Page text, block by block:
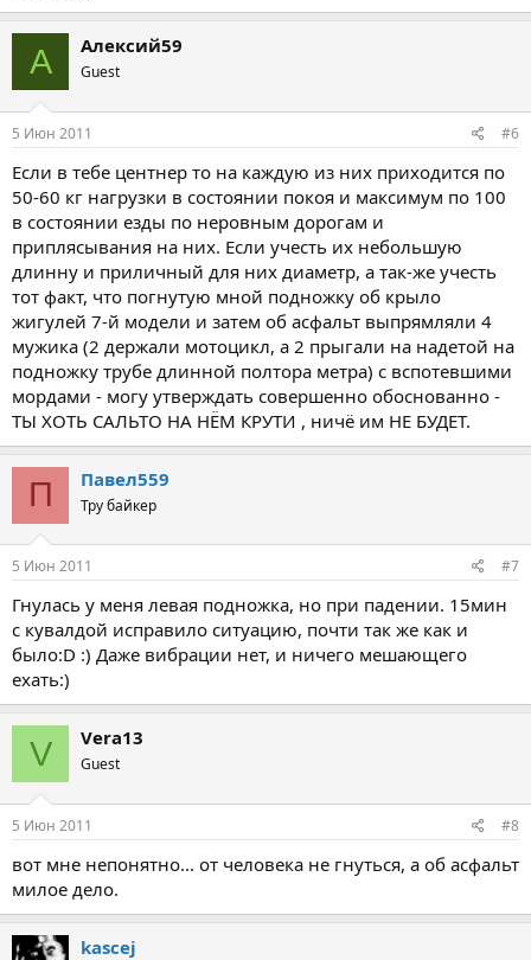
А Алексий59
Guest
5 Июн 2011 #6
Если в тебе центнер то на каждую из них приходится по
50-60 кг нагрузки в состоянии покоя и максимум по 100
в состоянии езды по неровным дорогам и
приплясывания на них. Если учесть их небольшую
длинну и приличный для них диаметр, а так-же учесть
тот факт, что погнутую мной подножку об крыло
жигулей 7-й модели и затем об асфальт выпрямляли 4
мужика (2 держали мотоцикл, а 2 прыгали на надетой на
подножку трубе длинной полтора метра) с вспотевшими
мордами - могу утверждать совершенно обоснованно -
ТЫ ХОТЬ САЛЬТО НА НЁМ КРУТИ , ничё им НЕ БУДЕТ.
П Павел559
Тру байкер
5 Июн 2011 #7
Гнулась у меня левая подножка, но при падении. 15мин
с кувалдой исправило ситуацию, почти так же как и
было:D :) Даже вибрации нет, и ничего мешающего
ехать:)
V Vera13
Guest
5 Июн 2011 #8
вот мне непонятно... от человека не гнуться, а об асфальт
милое дело.
kascej